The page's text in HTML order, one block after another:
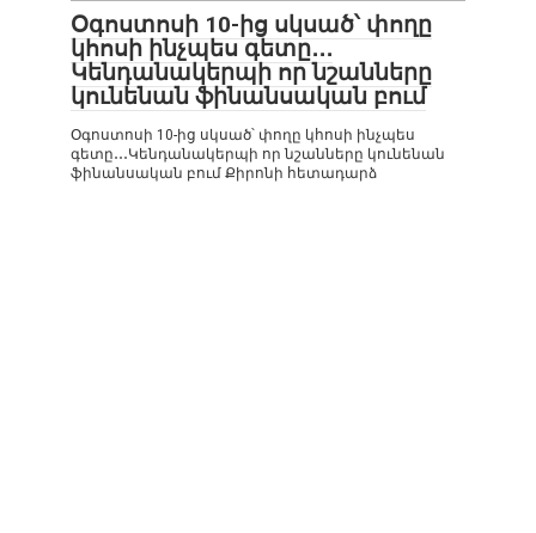
Օգոստոսի 10-ից սկսած՝ փողը
կհոսի ինչպես գետը․․․
Կենդանակերպի որ նշանները
կունենան ֆինանսական բում
Օգոստոսի 10-ից սկսած՝ փողը կհոսի ինչպես
գետը․․․Կենդանակերպի որ նշանները կունենան
ֆինանսական բում Քիրոնի հետադարձ